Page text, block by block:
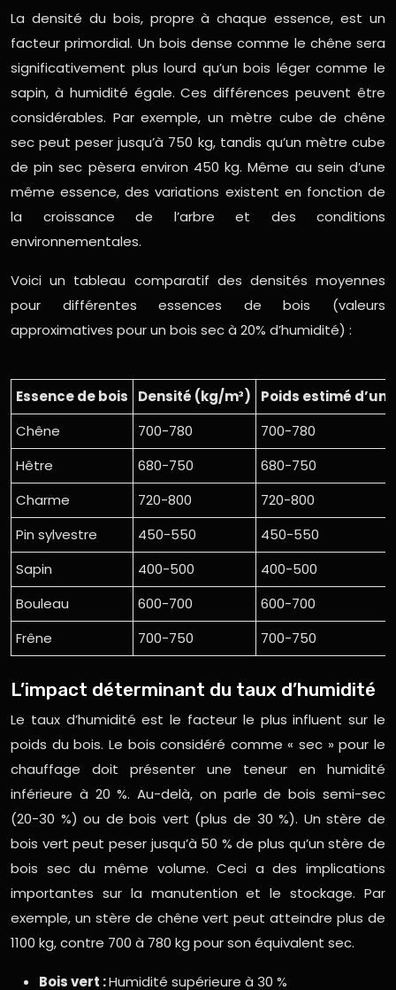
La densité du bois, propre à chaque essence, est un
facteur primordial. Un bois dense comme le chêne sera
significativement plus lourd qu’un bois léger comme le
sapin, à humidité égale. Ces différences peuvent être
considérables. Par exemple, un mètre cube de chêne
sec peut peser jusqu’à 750 kg, tandis qu’un mètre cube
de pin sec pèsera environ 450 kg. Même au sein d’une
même essence, des variations existent en fonction de
la croissance de l’arbre et des conditions
environnementales.
Voici un tableau comparatif des densités moyennes
pour différentes essences de bois (valeurs
approximatives pour un bois sec à 20% d’humidité) :
Essence de bois Densité (kg/m³)
Poids estimé d’un
Chêne
700-780
700-780
Hêtre
680-750
680-750
Charme
720-800
720-800
Pin sylvestre
450-550
450-550
Sapin
400-500
400-500
Bouleau
600-700
600-700
Frêne
700-750 700-750
L’impact déterminant du taux d’humidité
Le taux d’humidité est le facteur le plus influent sur le
poids du bois. Le bois considéré comme « sec » pour le
chauffage doit présenter une teneur en humidité
inférieure à 20 %. Au-delà, on parle de bois semi-sec
(20-30 %) ou de bois vert (plus de 30 %). Un stère de
bois vert peut peser jusqu’à 50 % de plus qu’un stère de
bois sec du même volume. Ceci a des implications
importantes sur la manutention et le stockage. Par
exemple, un stère de chêne vert peut atteindre plus de
1100 kg, contre 700 à 780 kg pour son équivalent sec.
Bois vert :Humidité supérieure à 30 %